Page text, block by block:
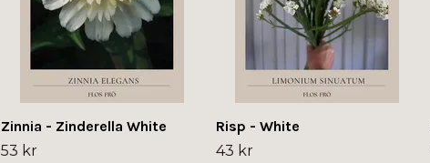
Zinnia - Zinderella White
53 kr
Risp - White
43 kr